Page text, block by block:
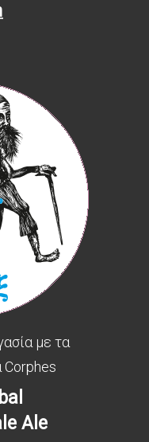
με τα
Corphes
Ale